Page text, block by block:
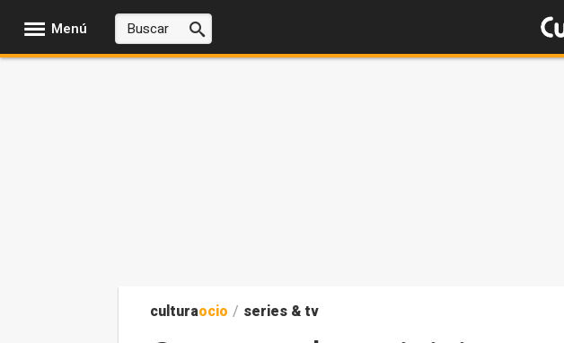
Menú
culturaocio / series & tv